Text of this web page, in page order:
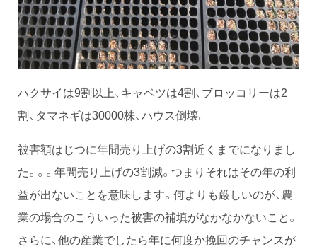
ハクサイは9割以上、キャベツは4割、ブロッコリーは2
割、タマネギは30000株、ハウス倒壊。
被害額はじつに年間売り上げの3割近くまでになりまし
た。。。年間売り上げの3割減。つまりそれはその年の利
益が出ないことを意味します。何よりも厳しいのが、農
業の場合のこういった被害の補填がなかなかないこと。
さらに、他の産業でしたら年に何度か挽回のチャンスが